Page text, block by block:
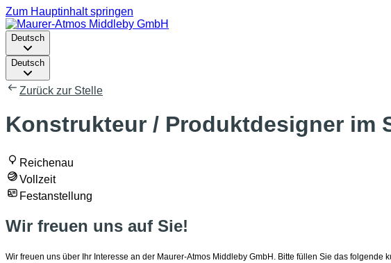
Zum Hauptinhalt springen
Deutsch
Deutsch
Zurück zur Stelle
Konstrukteur / Produktdesigner im
Reichenau
Vollzeit
Festanstellung
Wir freuen uns auf Sie!
Wir freuen uns über Ihr Interesse an der Maurer-Atmos Middleby GmbH. Bitte füllen Sie das